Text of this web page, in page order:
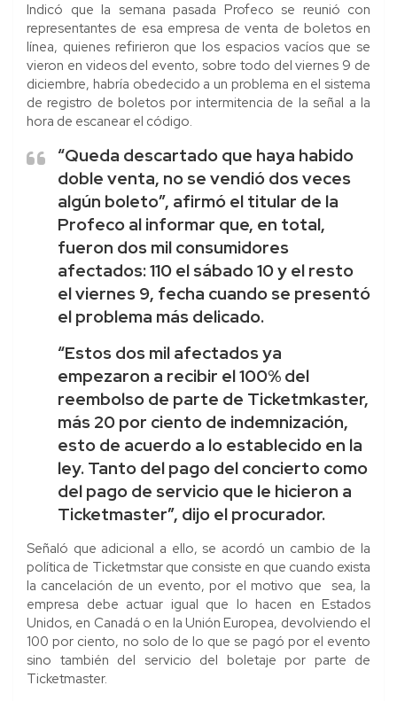
Indicó que la semana pasada Profeco se reunió con
representantes de esa empresa de venta de boletos en
línea, quienes refirieron que los espacios vacíos que se
vieron en videos del evento, sobre todo del viernes 9 de
diciembre, habría obedecido a un problema en el sistema
de registro de boletos por intermitencia de la señal a la
hora de escanear el código.
“Queda descartado que haya habido
doble venta, no se vendió dos veces
algún boleto”, afirmó el titular de la
Profeco al informar que, en total,
fueron dos mil consumidores
afectados: 110 el sábado 10 y el resto
el viernes 9, fecha cuando se presentó
el problema más delicado.
“Estos dos mil afectados ya
empezaron a recibir el 100% del
reembolso de parte de Ticketmkaster,
más 20 por ciento de indemnización,
esto de acuerdo a lo establecido en la
ley. Tanto del pago del concierto como
del pago de servicio que le hicieron a
Ticketmaster”, dijo el procurador.
Señaló que adicional a ello, se acordó un cambio de la
política de Ticketmstar que consiste en que cuando exista
la cancelación de un evento, por el motivo que sea, la
empresa debe actuar igual que lo hacen en Estados
Unidos, en Canadá o en la Unión Europea, devolviendo el
100 por ciento, no solo de lo que se pagó por el evento
sino también del servicio del boletaje por parte de
Ticketmaster.